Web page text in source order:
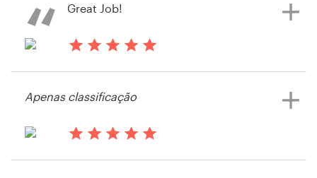
Visualizar seu concurso de folder
Great Job!
Apenas classificação
Pesquisar todas as categorias
Central de Ajuda